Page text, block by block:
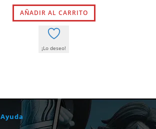
original
era:
15,95 €.
actual
es:
15,15 €.
AÑADIR AL CARRITO
¡Lo deseo!
Ayuda